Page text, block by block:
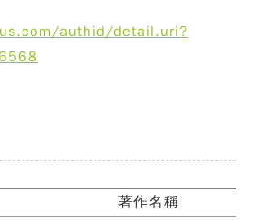
authid/detail.uri?
著作名稱